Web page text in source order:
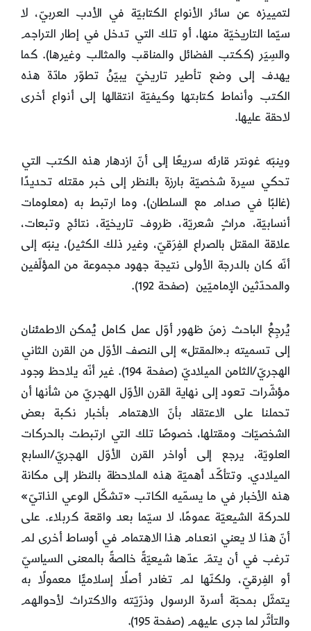
لتمييزه عن سائر الأنواع الكتابيّة في الأدب العربيّ، لا
سيّما التاريخيّة منها، أو تلك التي تدخل في إطار التراجم
والسِيَر (ككتب الفضائل والمناقب والمثالب وغيرها). كما
يهدف إلى وضع تأطير تاريخيّ يبيّنُ تطوّر مادّة هذه
الكتب وأنماط كتابتها وكيفيّة انتقالها إلى أنواع أخرى
لاحقة عليها.
وينبّه غونتر قارئه سريعًا إلى أنّ ازدهار هذه الكتب التي
تحكي سيرة شخصيّة بارزة بالنظر إلى خبر مقتله تحديدًا
(غالبًا في صدام مع السلطان)، وما ارتبط به (معلومات
أنسابيّة، مراثٍ شعريّة، ظروف تاريخيّة، نتائج وتبعات،
علاقة المقتل بالصراع الفِرَقيّ، وغير ذلك الكثير)، ينبّه إلى
أنّه كان بالدرجة الأولى نتيجة جهود مجموعة من المؤلّفين
والمحدّثين الإماميّين (صفحة 192).
يُرجِعُ الباحث زمنَ ظهور أوّل عمل كامل يُمكن الاطمئنان
إلى تسميته بـ«المقتل» إلى النصف الأوّل من القرن الثاني
الهجريّ/الثامن الميلاديّ (صفحة 194). غير أنّه يلاحظ وجود
مؤشّرات تعود إلى نهاية القرن الأوّل الهجريّ من شأنها أن
تحملنا على الاعتقاد بأنّ الاهتمام بأخبار نكبة بعض
الشخصيّات ومقتلها، خصوصًا تلك التي ارتبطت بالحركات
العلويّة، يرجع إلى أواخر القرن الأوّل الهجريّ/السابع
الميلادي. وتتأكّد أهميّة هذه الملاحظة بالنظر إلى مكانة
هذه الأخبار في ما يسمّيه الكاتب «تشكّل الوعي الذاتيّ»
للحركة الشيعيّة عمومًا، لا سيّما بعد واقعة كربلاء. على
أنّ هذا لا يعني انعدام هذا الاهتمام في أوساط أخرى لم
ترغب في أن يتمّ عدّها شيعيّةً خالصةً بالمعنى السياسيّ
أو الفِرقيّ، ولكنّها لم تغادر أصلًا إسلاميًّا معمولًا به
يتمثّل بمحبّة أسرة الرسول وذرّيّته والاكتراث لأحوالهم
والتأثّر لما جرى عليهم (صفحة 195).